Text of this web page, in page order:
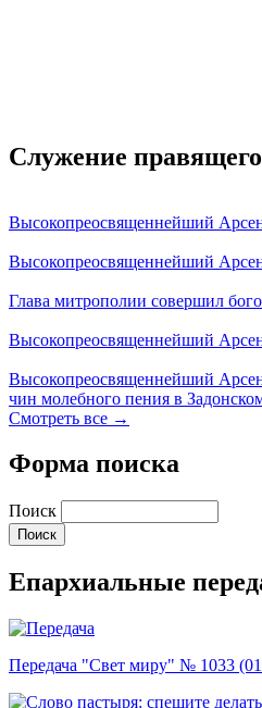
Служение
Высокопреосвященнейший
Высокопреосвященнейший
Глава митрополии совершил
Высокопреосвященнейший
Высокопреосвященнейший
чин молебного пения в
Смотреть все →
Форма поиска
Поиск
Епархиальные
Передача "Свет миру" № 1033